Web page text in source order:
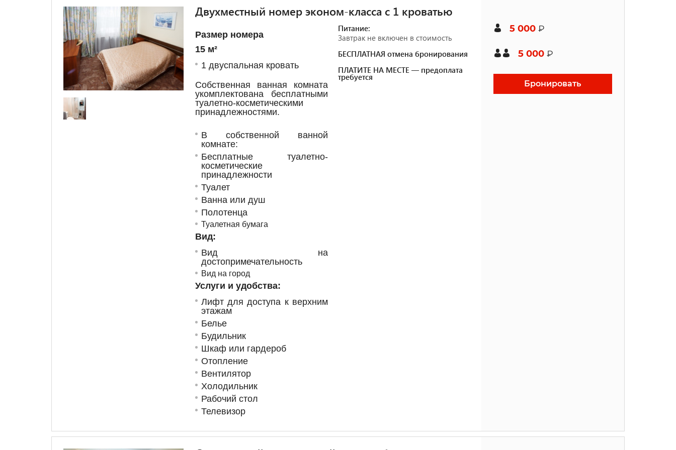
Двухместный номер эконом-класса с 1 кроватью
Размер номера
15 м²
1 двуспальная кровать
Собственная ванная комната
укомплектована бесплатными
туалетно-косметическими
принадлежностями.
В собственной ванной
комнате:
Бесплатные туалетно-
косметические
принадлежности
Туалет
Ванна или душ
Полотенца
Туалетная бумага
Вид:
Вид на
достопримечательность
Вид на город
Услуги и удобства: ​
Лифт для доступа к верхним
этажам
Белье
Будильник
Шкаф или гардероб
Отопление
Вентилятор
Холодильник
Рабочий стол
Телевизор
Питание:
Завтрак не включен в стоимость
БЕСПЛАТНАЯ отмена бронирования
ПЛАТИТЕ НА МЕСТЕ — предоплата
требуется
5 000 ₽
5 000 ₽
Бронировать